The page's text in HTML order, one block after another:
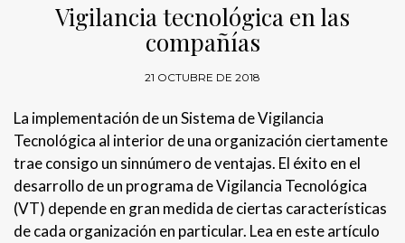
Vigilancia tecnológica en las
compañías
21 OCTUBRE DE 2018
La implementación de un Sistema de Vigilancia
Tecnológica al interior de una organización ciertamente
trae consigo un sinnúmero de ventajas. El éxito en el
desarrollo de un programa de Vigilancia Tecnológica
(VT) depende en gran medida de ciertas características
de cada organización en particular. Lea en este artículo